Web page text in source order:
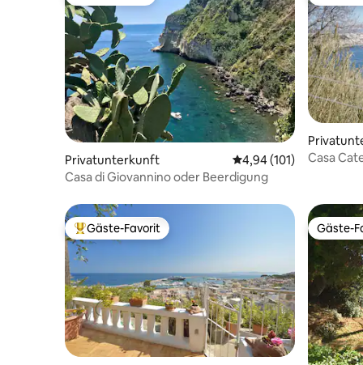
Privatunterkunft Durchschnittliche
4,94 (101)
Casa di Giovannino oder Beerdigung
Casa
Beliebter Gäste-Favorit.
Gäste-Favorit Gäste-
Gäste-